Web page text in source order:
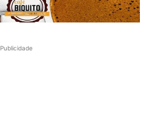
Publicidade